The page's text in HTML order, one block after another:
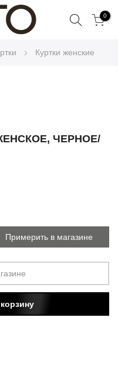
Поиск0
Куртки женские
ЧЕРНОЕ/
Примерить в магазине